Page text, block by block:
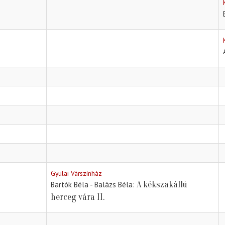
Gyulai Várszínház
Bartók Béla - Balázs Béla A kékszakállú
herceg vára II.